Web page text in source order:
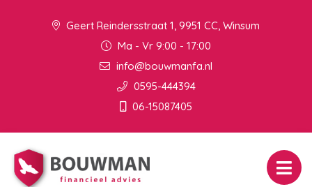
Geert Reindersstraat 1, 9951 CC, Winsum
Ma - Vr 9:00 - 17:00
info@bouwmanfa.nl
0595-444394
06-15087405